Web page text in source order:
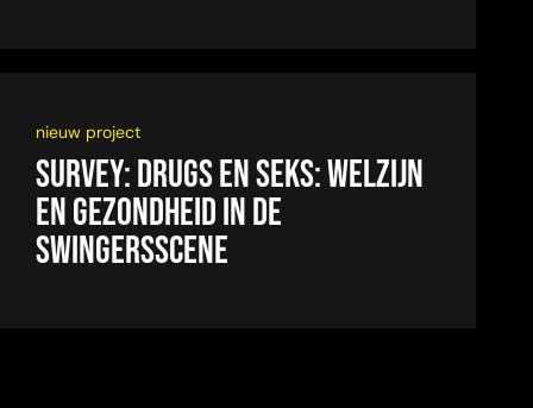
nieuw project
SURVEY: DRUGS EN SEKS: WELZIJN
EN GEZONDHEID IN DE
SWINGERSSCENE